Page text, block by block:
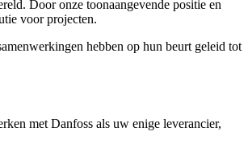
Door onze toonaangevende positie en
voor projecten.
hebben op hun beurt geleid tot
met Danfoss als uw enige leverancier,